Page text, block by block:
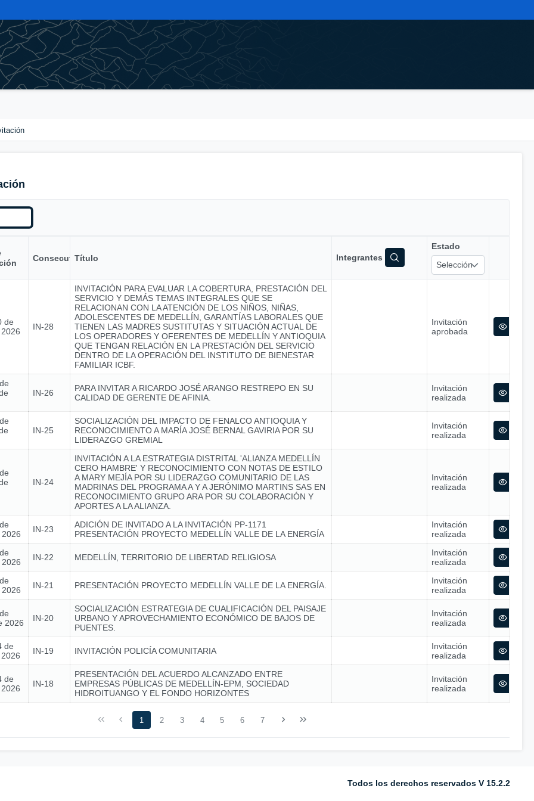
ConsecutivoTítulo Integrantes
Estado
Selección
de
IN-28
INVITACIÓN PARA EVALUAR LA COBERTURA, PRESTACIÓN DEL
SERVICIO Y DEMÁS TEMAS INTEGRALES QUE SE
RELACIONAN CON LA ATENCIÓN DE LOS NIÑOS, NIÑAS,
ADOLESCENTES DE MEDELLÍN, GARANTÍAS LABORALES QUE
TIENEN LAS MADRES SUSTITUTAS Y SITUACIÓN ACTUAL DE
LOS OPERADORES Y OFERENTES DE MEDELLÍN Y ANTIOQUIA
QUE TENGAN RELACIÓN EN LA PRESTACIÓN DEL SERVICIO
DENTRO DE LA OPERACIÓN DEL INSTITUTO DE BIENESTAR
FAMILIAR ICBF.
Invitación
aprobada
IN-26
PARA INVITAR A RICARDO JOSÉ ARANGO RESTREPO EN SU
CALIDAD DE GERENTE DE AFINIA.
Invitación
realizada
IN-25
SOCIALIZACIÓN DEL IMPACTO DE FENALCO ANTIOQUIA Y
RECONOCIMIENTO A MARÍA JOSÉ BERNAL GAVIRIA POR SU
LIDERAZGO GREMIAL
Invitación
realizada
IN-24
INVITACIÓN A LA ESTRATEGIA DISTRITAL 'ALIANZA MEDELLÍN
CERO HAMBRE' Y RECONOCIMIENTO CON NOTAS DE ESTILO
A MARY MEJÍA POR SU LIDERAZGO COMUNITARIO DE LAS
MADRINAS DEL PROGRAMA A Y A JERÓNIMO MARTINS SAS EN
RECONOCIMIENTO GRUPO ARA POR SU COLABORACIÓN Y
APORTES A LA ALIANZA.
Invitación
realizada
IN-23
ADICIÓN DE INVITADO A LA INVITACIÓN PP-1171
PRESENTACIÓN PROYECTO MEDELLÍN VALLE DE LA ENERGÍA
Invitación
realizada
IN-22 MEDELLÍN, TERRITORIO DE LIBERTAD RELIGIOSA
Invitación
realizada
IN-21 PRESENTACIÓN PROYECTO MEDELLÍN VALLE DE LA ENERGÍA.
Invitación
realizada
2026
IN-20
SOCIALIZACIÓN ESTRATEGIA DE CUALIFICACIÓN DEL PAISAJE
URBANO Y APROVECHAMIENTO ECONÓMICO DE BAJOS DE
PUENTES.
Invitación
realizada
de
IN-19 INVITACIÓN POLICÍA COMUNITARIA
Invitación
realizada
de
IN-18
PRESENTACIÓN DEL ACUERDO ALCANZADO ENTRE
EMPRESAS PÚBLICAS DE MEDELLÍN-EPM, SOCIEDAD
HIDROITUANGO Y EL FONDO HORIZONTES
Invitación
realizada
1 2 3 4 5 6 7
Todos los derechos reservados V 15.2.2